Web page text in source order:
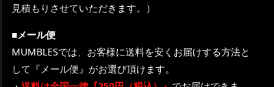
見積もりさせていただきます。）
■メール便
MUMBLESでは、お客様に送料を安くお届けする方法と
して『メール便』がお選び頂けます。